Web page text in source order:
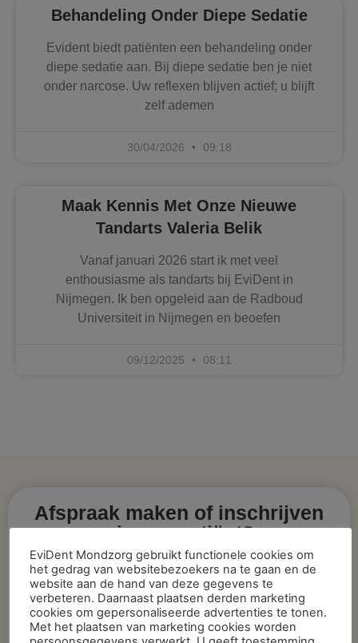
Behandeling Onder Diepe Sedatie
Evident biedt patiënten een behandeling onder
diepe sedatie aan. Bij diepe sedatie ben je niet
onder narcose. Uw reflexen blijven actief; u blijft
zelf ademen
30/04/2026 09:18
Maak Kennis Met Onze Nieuwe
Tandarts Valeria Belik
Vanaf januari 2026 start ik met veel
enthousiasme als tandarts bij EviDent in
Nijmegen. Ik ben opgeleid aan de Radboud
Universiteit in Nijmegen en beoefen
09/12/2025 08:11
Afspraak maken of inschrijven
nieuwe patiënt?
Afspraak maken bij de tandarts of
mondhygiëniste?
Neem dan via onderstaande button contact met
EviDent Mondzorg gebruikt functionele cookies om
het gedrag van websitebezoekers na te gaan en de
website aan de hand van deze gegevens te
verbeteren. Daarnaast plaatsen derden marketing
cookies om gepersonaliseerde advertenties te tonen.
Met het plaatsen van marketing cookies worden